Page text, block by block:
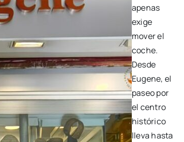
apenas
exige
mover el
coche.
Desde
Eugene, el
paseo por
el centro
histórico
lleva hasta